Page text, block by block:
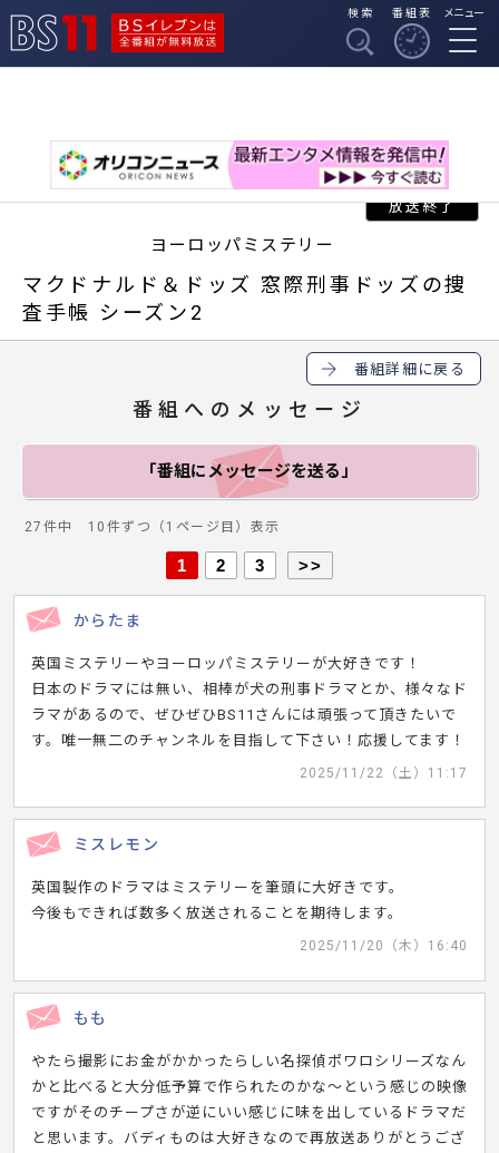
BSイレブンは全番組
検索 番組表 メニュー
ヨーロッパミステリー
マクドナルド＆ドッズ 窓際刑事ドッズの捜
査手帳 シーズン2
番組詳細に戻る
番組へのメッセージ
「番組にメッセージを送る」
27件中 10件ずつ（1ページ目）表示
1 2 3 >>
からたま
英国ミステリーやヨーロッパミステリーが大好きです！
日本のドラマには無い、相棒が犬の刑事ドラマとか、様々なド
ラマがあるので、ぜひぜひBS11さんには頑張って頂きたいで
す。唯一無二のチャンネルを目指して下さい！応援してます！
2025/11/22（土）11:17
ミスレモン
英国製作のドラマはミステリーを筆頭に大好きです。
今後もできれば数多く放送されることを期待します。
2025/11/20（木）16:40
もも
やたら撮影にお金がかかったらしい名探偵ポワロシリーズなん
かと比べると大分低予算で作られたのかな〜という感じの映像
ですがそのチープさが逆にいい感じに味を出しているドラマだ
と思います。バディものは大好きなので再放送ありがとうござ